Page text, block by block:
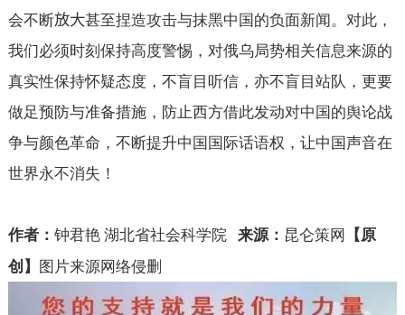
会不断放大甚至捏造攻击与抹黑中国的负面新闻。对此，
我们必须时刻保持高度警惕，对俄乌局势相关信息来源的
真实性保持怀疑态度，不盲目听信，亦不盲目站队，更要
做足预防与准备措施，防止西方借此发动对中国的舆论战
争与颜色革命，不断提升中国国际话语权，让中国声音在
世界永不消失！
作者： 钟君艳 湖北省社会科学院 来源： 昆仑策网
【原
创】
图片来源网络侵删